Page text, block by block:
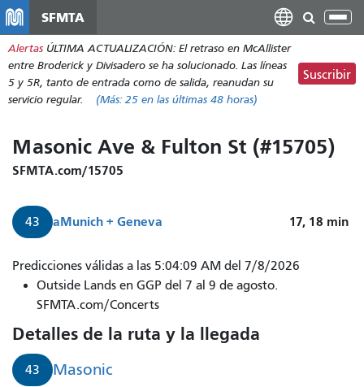
contenido
principal
SFMTA
Alertas ÚLTIMA ACTUALIZACIÓN: El retraso en McAllister
entre Broderick y Divisadero se ha solucionado. Las líneas
5 y 5R, tanto de entrada como de salida, reanudan su
servicio regular.
(Más: 25 en las últimas 48 horas)
Suscribir
Masonic Ave & Fulton St (#15705)
SFMTA.com/15705
43 aMunich + Geneva 17, 18 min
Predicciones válidas a las 5:04:09 AM del 7/8/2026
Outside Lands en GGP del 7 al 9 de agosto.
SFMTA.com/Concerts
Detalles de la ruta y la llegada
43 Masonic